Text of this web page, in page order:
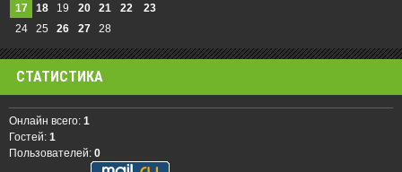
17
18 19 20 21 22
23
24
25 26 27 28
СТАТИСТИКА
Онлайн всего: 1
Гостей: 1
Пользователей: 0